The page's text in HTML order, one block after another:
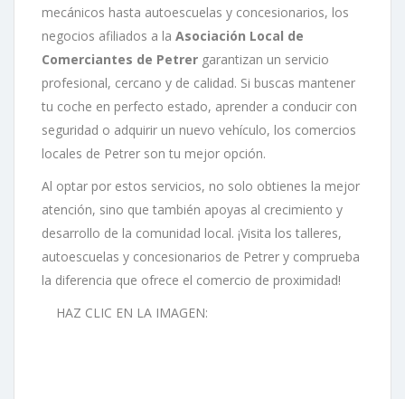
mecánicos hasta autoescuelas y concesionarios, los
negocios afiliados a la Asociación Local de
Comerciantes de Petrer garantizan un servicio
profesional, cercano y de calidad. Si buscas mantener
tu coche en perfecto estado, aprender a conducir con
seguridad o adquirir un nuevo vehículo, los comercios
locales de Petrer son tu mejor opción.
Al optar por estos servicios, no solo obtienes la mejor
atención, sino que también apoyas al crecimiento y
desarrollo de la comunidad local. ¡Visita los talleres,
autoescuelas y concesionarios de Petrer y comprueba
la diferencia que ofrece el comercio de proximidad!
HAZ CLIC EN LA IMAGEN: